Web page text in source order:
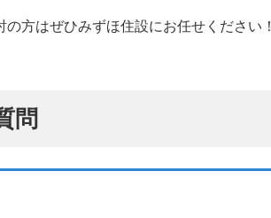
方はぜひみずほ住設にお任せください！
問